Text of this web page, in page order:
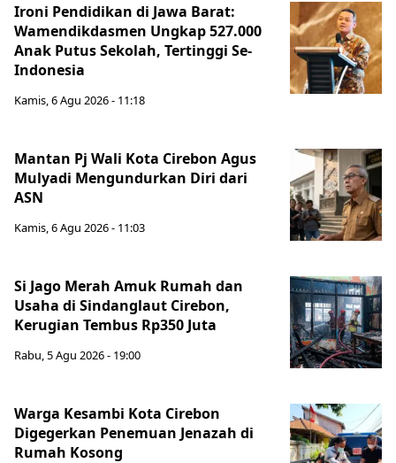
Ironi Pendidikan di Jawa Barat:
Wamendikdasmen Ungkap 527.000
Anak Putus Sekolah, Tertinggi Se-
Indonesia
Kamis, 6 Agu 2026 - 11:18
Mantan Pj Wali Kota Cirebon Agus
Mulyadi Mengundurkan Diri dari
ASN
Kamis, 6 Agu 2026 - 11:03
Si Jago Merah Amuk Rumah dan
Usaha di Sindanglaut Cirebon,
Kerugian Tembus Rp350 Juta
Rabu, 5 Agu 2026 - 19:00
Warga Kesambi Kota Cirebon
Digegerkan Penemuan Jenazah di
Rumah Kosong